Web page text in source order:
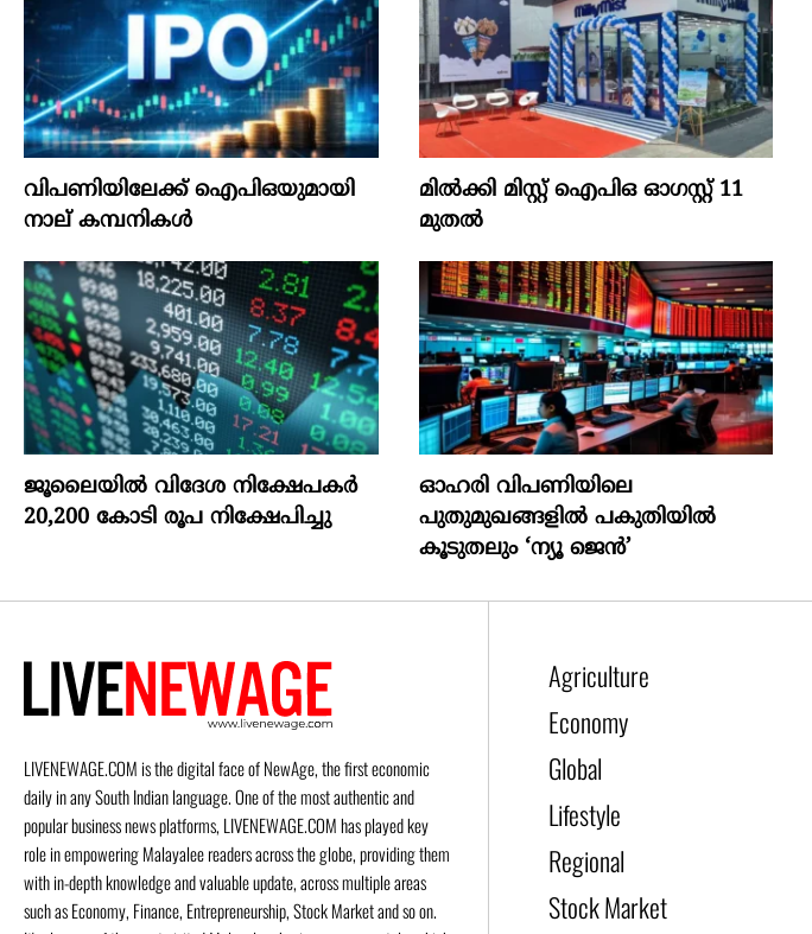
വിപണിയിലേക്ക് ഐപിഒയുമായി
നാല് കമ്പനികൾ
മില്‍ക്കി മിസ്റ്റ്‌ ഐപിഒ ഓഗസ്റ്റ്‌ 11
മുതല്‍
ജൂലൈയില്‍ വിദേശ നിക്ഷേപകര്‍
20,200 കോടി രൂപ നിക്ഷേപിച്ചു
ഓഹരി വിപണിയിലെ
പുതുമുഖങ്ങളിൽ പകുതിയിൽ
കൂടുതലും ‘ന്യൂ ജെൻ’
LIVENEWAGE.COM is the digital face of NewAge, the first economic
daily in any South Indian language. One of the most authentic and
popular business news platforms, LIVENEWAGE.COM has played key
role in empowering Malayalee readers across the globe, providing them
with in-depth knowledge and valuable update, across multiple areas
such as Economy, Finance, Entrepreneurship, Stock Market and so on.
Agriculture
Economy
Global
Lifestyle
Regional
Stock Market